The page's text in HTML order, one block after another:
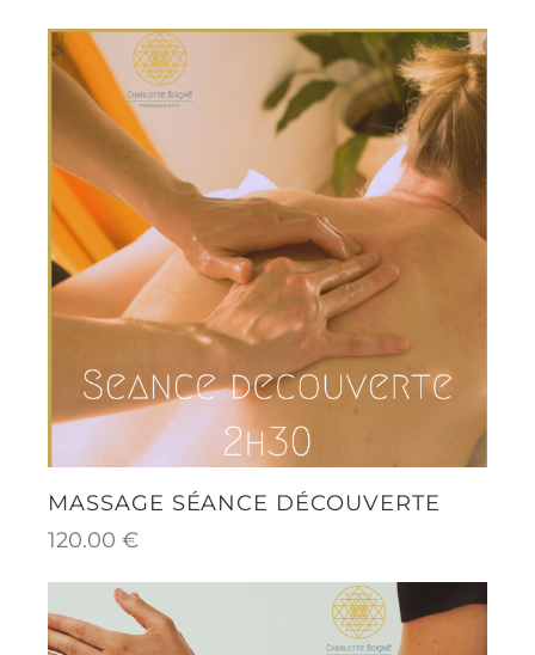
MASSAGE SÉANCE DÉCOUVERTE
120.00 €